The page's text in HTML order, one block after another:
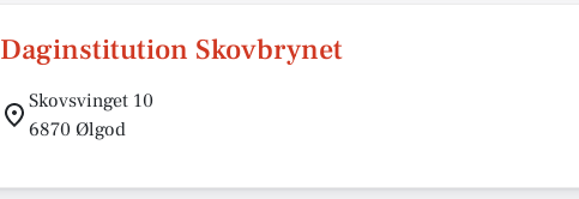
Daginstitution Skovbrynet
Skovsvinget 10
6870 Ølgod